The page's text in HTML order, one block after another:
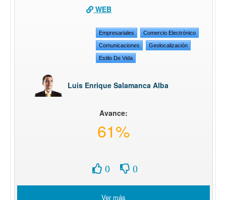
WEB
Empresariales Comercio Electrónico
Comunicaciones Geolocalización
Estilo De Vida
Luis Enrique Salamanca Alba
Avance:
61%
0 0
Ver más